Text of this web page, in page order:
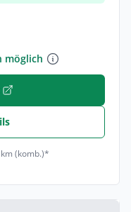
möglich
km (komb.)*